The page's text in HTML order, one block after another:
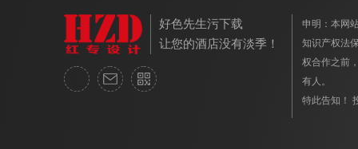
好色先生污下载
让您的酒店没有淡季！
申明：本
知识产权法保
权合作之前
有人。
特此告知！